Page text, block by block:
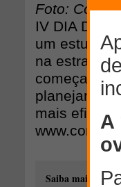
Foto:
IV DIA DE
um estudo
na estrada
começar a
mais
Saiba mais sobre